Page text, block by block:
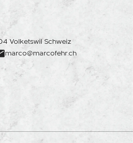
Volketswil Schweiz
marco@marcofehr.ch